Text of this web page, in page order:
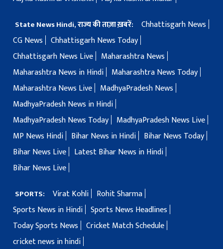
State News Hindi, राज्य की ताज़ा ख़बरें:
Chhattisgarh News
CG News
Chhattisgarh News Today
Chhattisgarh News Live
Maharashtra News
Maharashtra News in Hindi
Maharashtra News Today
Maharashtra News Live
MadhyaPradesh News
MadhyaPradesh News in Hindi
MadhyaPradesh News Today
MadhyaPradesh News Live
MP News Hindi
Bihar News in Hindi
Bihar News Today
Bihar News Live
Latest Bihar News in Hindi
Bihar News Live
SPORTS: Virat Kohli
Rohit Sharma
Sports News in Hindi Sports News Headlines
Today Sports News
Cricket Match Schedule
cricket news in hindi